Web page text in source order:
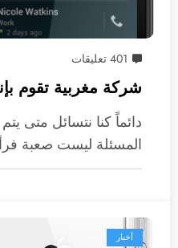
401 تعليقات
شركة مغربية تقوم
دائماً كنا نتسائل متى
المسئلة ليست صعبة
أخبار